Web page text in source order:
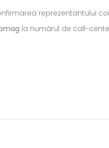
reprezentantului
la numărul de call-